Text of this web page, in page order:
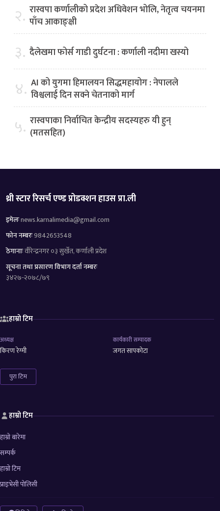
२. रास्वपा कर्णालीको प्रदेश अधिवेशन भोलि, नेतृत्व चयनमा
पाँच आकाङ्क्षी
३. दैलेखमा फोर्स गाडी दुर्घटना : कर्णाली नदीमा खस्यो
४. AI को युगमा हिमालयन सिद्धमहायोग : नेपालले
विश्वलाई दिन सक्ने चेतनाको मार्ग
५. रास्वपाका निर्वाचित केन्द्रीय सदस्यहरु यी हुन्
(मतसहित)
थ्री स्टार रिसर्च एण्ड प्रोडक्शन हाउस प्रा.ली
इमेलःnews.karnalimedia@gmail.com
फोन नम्बरः9842653548
ठेगानाःवीरेन्द्रनगर ०३ सुर्खेत, कर्णाली प्रदेश
सूचना तथा प्रसारण विभाग दर्ता नम्बरः
३४२७-२०७८/७९
हाम्रो टिम
अध्यक्ष
किरण रेग्मी
कार्यकारी सम्पादक
जगत सापकोटा
पुरा टिम
हाम्रो टिम
हाम्रो बारेमा
सम्पर्क
हाम्रो टिम
प्राइभेसी पोलिसी